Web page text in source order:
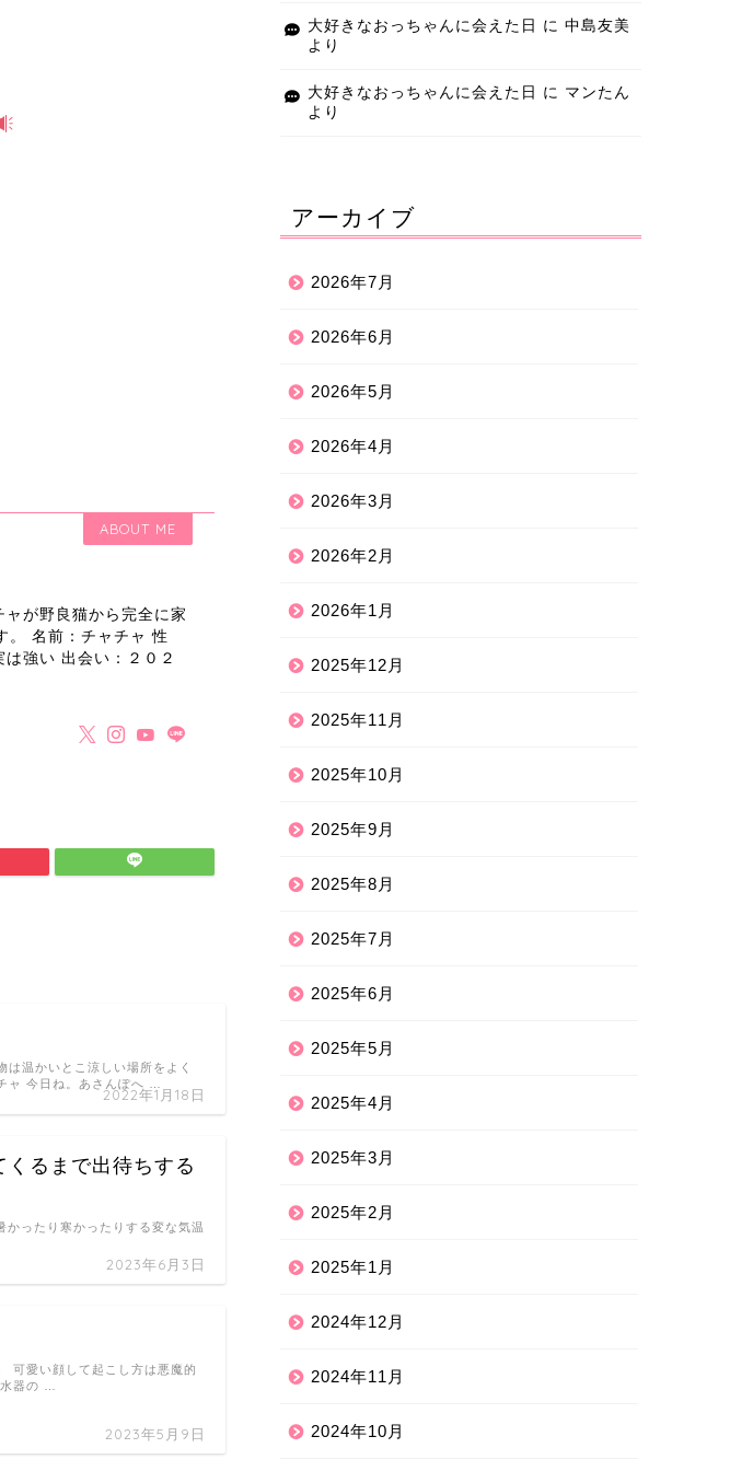
ABOUT ME
が野良猫から完全に家
。 名前：チャチャ 性
強い 出会い：２０２
2022年1月18日
は温かいとこ涼しい場所をよく
ャ 今日ね。あさんぽへ …
くるまで出待ちする
2023年6月3日
かったり寒かったりする変な気温
2023年5月9日
可愛い顔して起こし方は悪魔的
器の …
大好きなおっちゃんに会えた日 に 中島友美
より
大好きなおっちゃんに会えた日 に マンたん
より
アーカイブ
2026年7月
2026年6月
2026年5月
2026年4月
2026年3月
2026年2月
2026年1月
2025年12月
2025年11月
2025年10月
2025年9月
2025年8月
2025年7月
2025年6月
2025年5月
2025年4月
2025年3月
2025年2月
2025年1月
2024年12月
2024年11月
2024年10月